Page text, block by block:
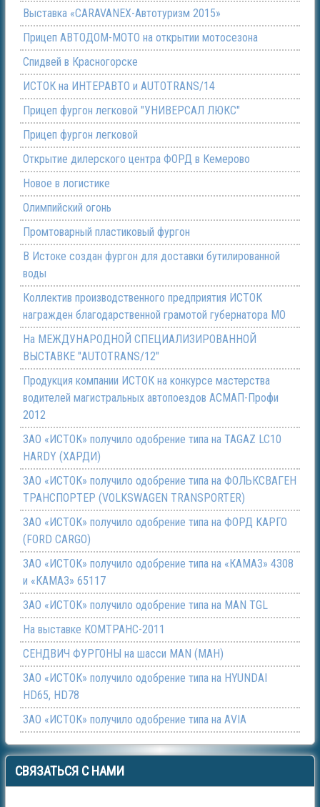
Выставка «CARAVANEX-Автотуризм 2015»
Прицеп АВТОДОМ-МОТО на открытии мотосезона
Спидвей в Красногорске
ИСТОК на ИНТЕРАВТО и AUTOTRANS/14
Прицеп фургон легковой "УНИВЕРСАЛ ЛЮКС"
Прицеп фургон легковой
Открытие дилерского центра ФОРД в Кемерово
Новое в логистике
Олимпийский огонь
Промтоварный пластиковый фургон
В Истоке создан фургон для доставки бутилированной
воды
Коллектив производственного предприятия ИСТОК
награжден благодарственной грамотой губернатора МО
На МЕЖДУНАРОДНОЙ СПЕЦИАЛИЗИРОВАННОЙ
ВЫСТАВКЕ "AUTOTRANS/12"
Продукция компании ИСТОК на конкурсе мастерства
водителей магистральных автопоездов АСМАП-Профи
2012
ЗАО «ИСТОК» получило одобрение типа на TAGAZ LC10
HARDY (ХАРДИ)
ЗАО «ИСТОК» получило одобрение типа на ФОЛЬКСВАГЕН
ТРАНСПОРТЕР (VOLKSWAGEN TRANSPORTER)
ЗАО «ИСТОК» получило одобрение типа на ФОРД КАРГО
(FORD CARGO)
ЗАО «ИСТОК» получило одобрение типа на «КАМАЗ» 4308
и «КАМАЗ» 65117
ЗАО «ИСТОК» получило одобрение типа на МАN TGL
На выставке КОМТРАНС-2011
СЕНДВИЧ ФУРГОНЫ на шасси МАN (МАН)
ЗАО «ИСТОК» получило одобрение типа на HYUNDAI
HD65, HD78
ЗАО «ИСТОК» получило одобрение типа на АVIA
СВЯЗАТЬСЯ С НАМИ